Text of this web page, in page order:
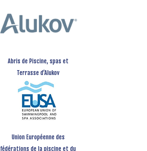
Abris de Piscine, spas et
Terrasse d’Alukov
Union Européenne des
fédérations de la piscine et du